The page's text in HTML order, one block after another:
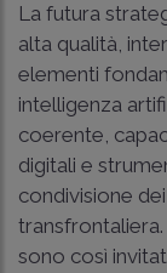
La futura
alta qualità,
elementi
intelligenza
coerente,
digitali e
condivisione
transfrontaliera.
sono così